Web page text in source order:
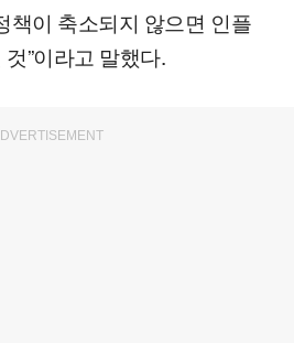
책이 축소되지 않으면 인플
”이라고 말했다.